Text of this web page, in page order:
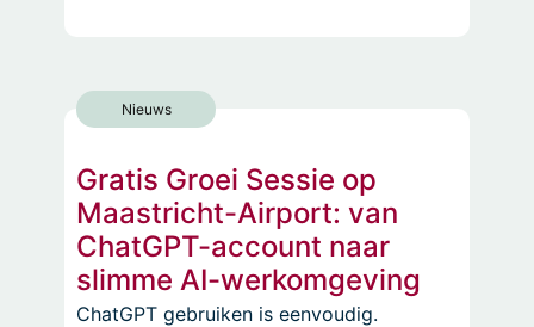
Nieuws
Gratis Groei Sessie op
Maastricht-Airport: van
ChatGPT-account naar
slimme AI-werkomgeving
ChatGPT gebruiken is eenvoudig.